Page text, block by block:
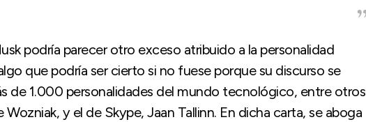
podría parecer otro exceso atribuido a la personalidad
que podría ser cierto si no fuese porque su discurso se
de 1.000 personalidades del mundo tecnológico, entre otros
y el de Skype, Jaan Tallinn. En dicha carta, se aboga